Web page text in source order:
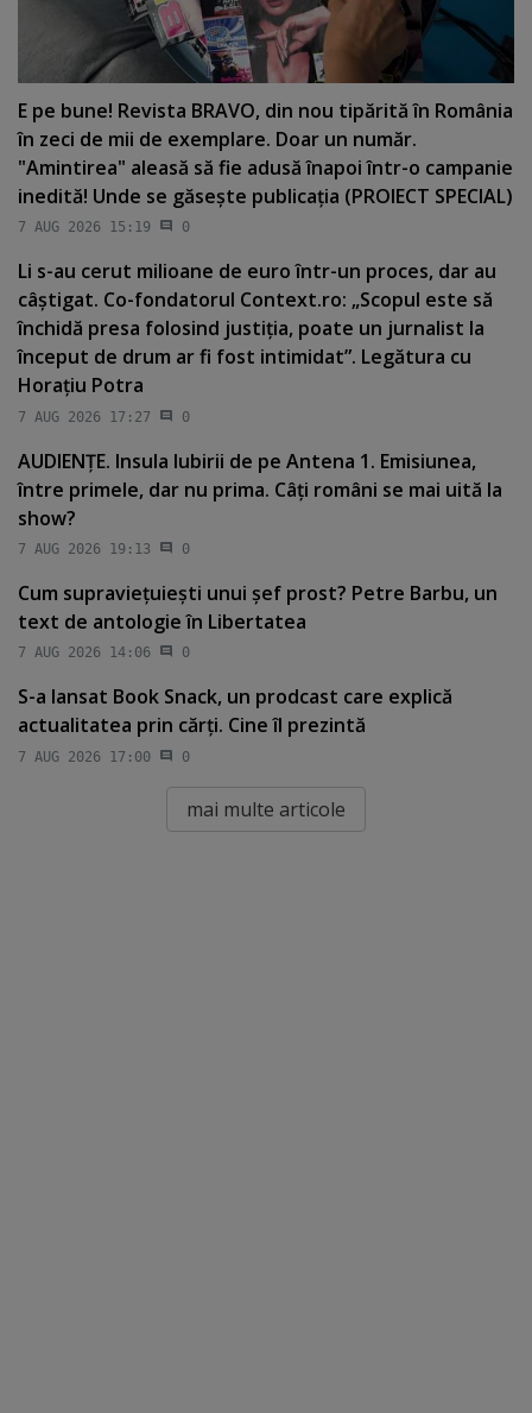
E pe bune! Revista BRAVO, din nou tipărită în România
în zeci de mii de exemplare. Doar un număr.
"Amintirea" aleasă să fie adusă înapoi într-o campanie
inedită! Unde se găseşte publicaţia (PROIECT SPECIAL)
7 AUG 2026 15:19 0
Li s-au cerut milioane de euro într-un proces, dar au
câştigat. Co-fondatorul Context.ro: „Scopul este să
închidă presa folosind justiţia, poate un jurnalist la
început de drum ar fi fost intimidat”. Legătura cu
Horaţiu Potra
7 AUG 2026 17:27 0
AUDIENŢE. Insula Iubirii de pe Antena 1. Emisiunea,
între primele, dar nu prima. Câţi români se mai uită la
show?
7 AUG 2026 19:13 0
Cum supravieţuieşti unui şef prost? Petre Barbu, un
text de antologie în Libertatea
7 AUG 2026 14:06 0
S-a lansat Book Snack, un prodcast care explică
actualitatea prin cărţi. Cine îl prezintă
7 AUG 2026 17:00 0
mai multe articole